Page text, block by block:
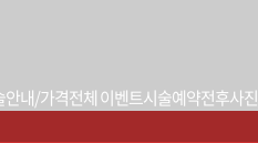
안내/가격전체 이벤트시술예약전후사진